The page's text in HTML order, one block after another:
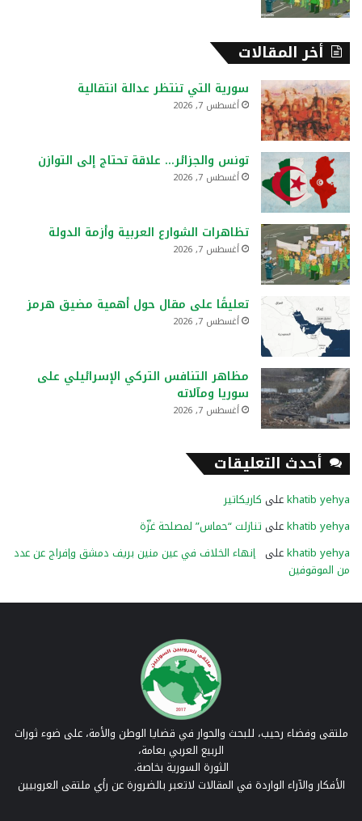
أخر المقالات
سورية التي تنتظر عدالة انتقالية
أغسطس 7, 2026
تونس والجزائر… علاقة تحتاج إلى التوازن
أغسطس 7, 2026
تظاهرات الشوارع العربية وأزمة الدولة
أغسطس 7, 2026
تعليقًا على مقال حول أهمية مضيق هرمز
أغسطس 7, 2026
مظاهر التنافس التركي الإسرائيلي على
سوريا ومآلاته
أغسطس 7, 2026
أحدث التعليقات
khatib yehyaعلى كاريكاتير
khatib yehyaعلى تنازلت “حماس” لمصلحة غزّة
khatib yehyaعلى إنهاء الخلاف في عين منين بريف دمشق وإفراج عن عدد
من الموقوفين
ملتقى وفضاء رحيب، للبحث والحوار في قضايا الوطن والأمة، على ضوء ثورات
الربيع العربي بعامة،
الثورة السورية بخاصة.
الأفكار والآراء الواردة في المقالات لاتعبر بالضرورة عن رأي ملتقى العروبيين